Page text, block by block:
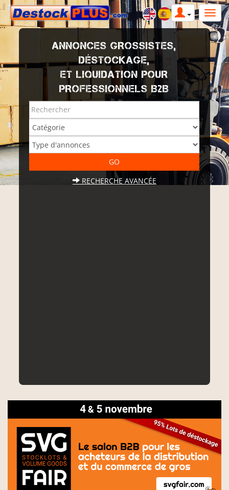
ANNONCES GROSSISTES,
DÉSTOCKAGE,
ET LIQUIDATION POUR
PROFESSIONNELS B2B
RECHERCHE AVANCÉE